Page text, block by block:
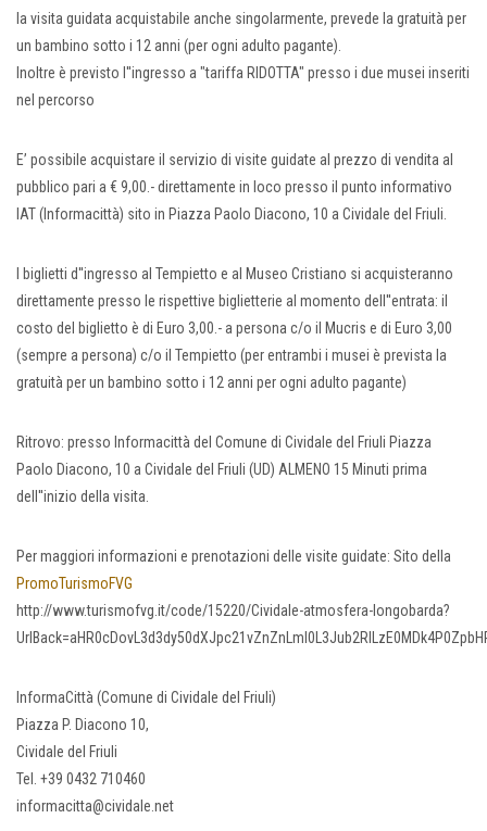
la visita guidata acquistabile anche singolarmente, prevede la gratuità per
un bambino sotto i 12 anni (per ogni adulto pagante).
Inoltre è previsto l''ingresso a "tariffa RIDOTTA" presso i due musei inseriti
nel percorso
E’ possibile acquistare il servizio di visite guidate al prezzo di vendita al
pubblico pari a € 9,00.- direttamente in loco presso il punto informativo
IAT (Informacittà) sito in Piazza Paolo Diacono, 10 a Cividale del Friuli.
I biglietti d''ingresso al Tempietto e al Museo Cristiano si acquisteranno
direttamente presso le rispettive biglietterie al momento dell''entrata: il
costo del biglietto è di Euro 3,00.- a persona c/o il Mucris e di Euro 3,00
(sempre a persona) c/o il Tempietto (per entrambi i musei è prevista la
gratuità per un bambino sotto i 12 anni per ogni adulto pagante)
Ritrovo: presso Informacittà del Comune di Cividale del Friuli Piazza
Paolo Diacono, 10 a Cividale del Friuli (UD) ALMENO 15 Minuti prima
dell''inizio della visita.
Per maggiori informazioni e prenotazioni delle visite guidate: Sito della
PromoTurismoFVG
http://www.turismofvg.it/code/15220/Cividale-atmosfera-longobarda?
InformaCittà (Comune di Cividale del Friuli)
Piazza P. Diacono 10,
Cividale del Friuli
Tel. +39 0432 710460
informacitta@cividale.net